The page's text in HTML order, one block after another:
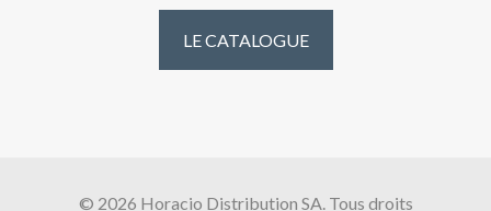
LE CATALOGUE
© 2026 Horacio Distribution SA. Tous droits